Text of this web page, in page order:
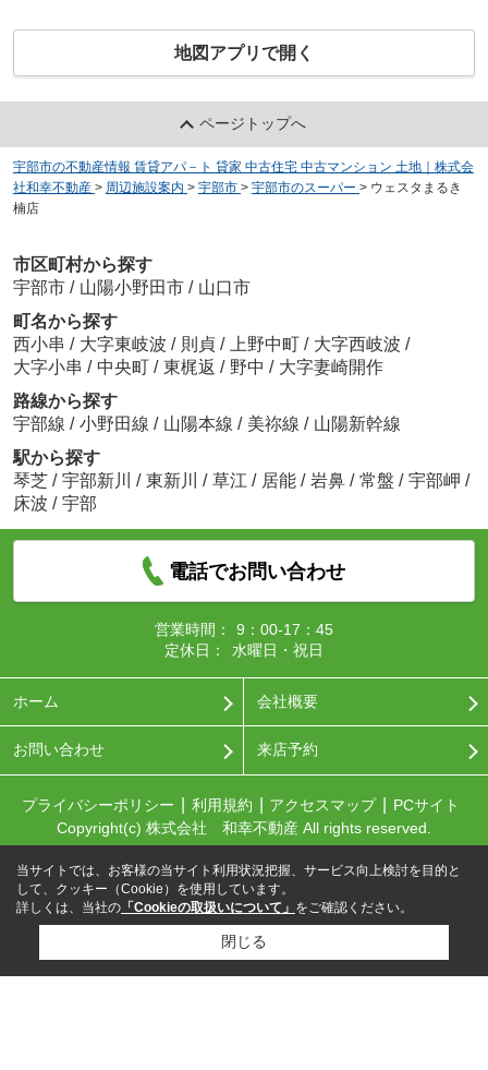
地図アプリで開く
ページトップへ
宇部市の不動産情報 賃貸アパ－ト 貸家 中古住宅 中古マンション 土地｜株式会
社和幸不動産 > 周辺施設案内 > 宇部市 > 宇部市のスーパー > ウェスタまるき
楠店
市区町村から探す
宇部市 / 山陽小野田市 / 山口市
町名から探す
西小串 / 大字東岐波 / 則貞 / 上野中町 / 大字西岐波 /
大字小串 / 中央町 / 東梶返 / 野中 / 大字妻崎開作
路線から探す
宇部線 / 小野田線 / 山陽本線 / 美祢線 / 山陽新幹線
駅から探す
琴芝 / 宇部新川 / 東新川 / 草江 / 居能 / 岩鼻 / 常盤 / 宇部岬 /
床波 / 宇部
電話でお問い合わせ
営業時間：
9：00-17：45
定休日：
水曜日・祝日
ホーム 会社概要
お問い合わせ 来店予約
プライバシーポリシー 利用規約 アクセスマップ
PCサイト
Copyright(c) 株式会社 和幸不動産 All rights reserved.
当サイトでは、お客様の当サイト利用状況把握、サービス向上検討を目的と
して、クッキー（Cookie）を使用しています。
詳しくは、当社の 「Cookieの取扱いについて」 をご確認ください。
閉じる